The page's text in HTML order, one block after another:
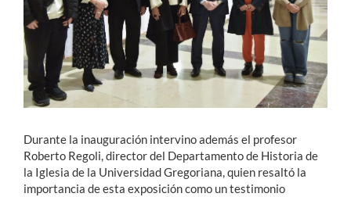
Durante la inauguración intervino además el profesor
Roberto Regoli, director del Departamento de Historia de
la Iglesia de la Universidad Gregoriana, quien resaltó la
importancia de esta exposición como un testimonio